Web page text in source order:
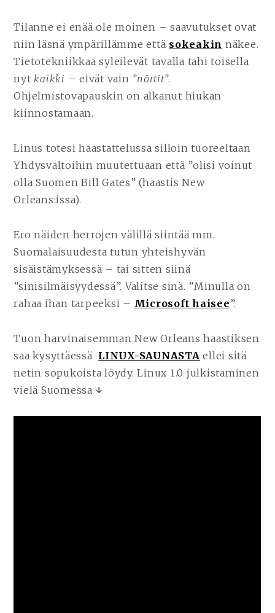
Tilanne ei enää ole moinen – saavutukset ovat
niin läsnä ympärillämme että sokeakin näkee.
Tietotekniikkaa syleilevät tavalla tahi toisella
nyt kaikki – eivät vain ”nörtit”.
Ohjelmistovapauskin on alkanut hiukan
kiinnostamaan.
Linus totesi haastattelussa silloin tuoreeltaan
Yhdysvaltoihin muutettuaan että ”olisi voinut
olla Suomen Bill Gates” (haastis New
Orleans:issa).
Ero näiden herrojen välillä siintää mm.
Suomalaisuudesta tutun yhteishyvän
sisäistämyksessä – tai sitten siinä
”sinisilmäisyydessä”. Valitse sinä. ”Minulla on
rahaa ihan tarpeeksi – Microsoft haisee”.
Tuon harvinaisemman New Orleans haastiksen
saa kysyttäessä LINUX-SAUNASTA ellei sitä
netin sopukoista löydy. Linux 1.0 julkistaminen
vielä Suomessa ↓